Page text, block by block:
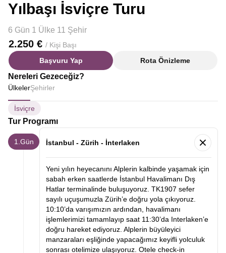
Yılbaşı İsviçre Turu
6 Gün 1 Ülke 11 Şehir
2.250 € / Kişi Başı
Başvuru Yap
Rota Önizleme
Nereleri Gezeceğiz?
ÜlkelerŞehirler
İsviçre
Tur Programı
1.Gün İstanbul - Zürih - İnterlaken
Yeni yılın heyecanını Alplerin kalbinde yaşamak için
sabah erken saatlerde İstanbul Havalimanı Dış
Hatlar terminalinde buluşuyoruz. TK1907 sefer
sayılı uçuşumuzla Zürih’e doğru yola çıkıyoruz.
10:10’da varışımızın ardından, havalimanı
işlemlerimizi tamamlayıp saat 11:30’da Interlaken’e
doğru hareket ediyoruz. Alplerin büyüleyici
manzaraları eşliğinde yapacağımız keyifli yolculuk
sonrası otelimize ulaşıyoruz. Otele check-in